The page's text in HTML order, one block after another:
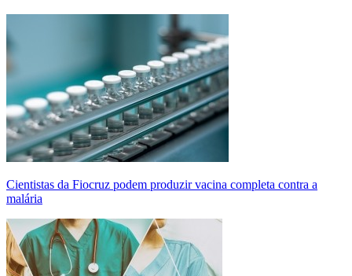
Cientistas da Fiocruz podem produzir vacina completa contra a
malária